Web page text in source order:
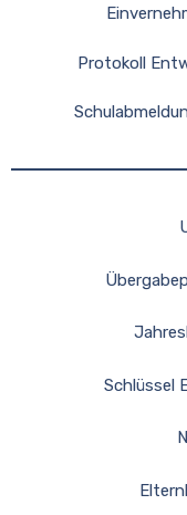
Protokoll
Schlüssel